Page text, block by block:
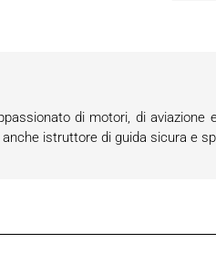
di motori, di
istruttore di guida sicura e